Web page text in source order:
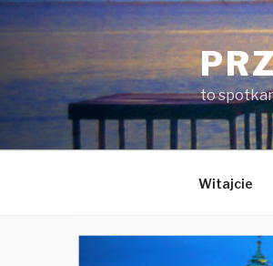
Przejdź
do
to
Witajcie